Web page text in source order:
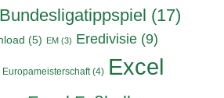
Bundesligatippspiel (17)
(5) EM (3) Eredivisie (9)
Europameisterschaft(4) Excel